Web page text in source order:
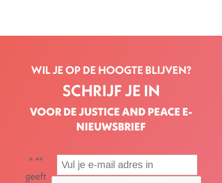
WIL JE OP DE HOOGTE BLIJVEN?
SCHRIJF JE IN
VOOR DE JUSTICE AND PEACE E-
NIEUWSBRIEF
" *"
geeft